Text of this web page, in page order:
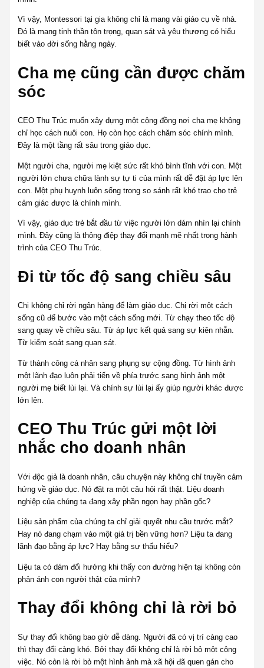
Vì vậy, Montessori tại gia không chỉ là mang vài giáo cụ về nhà.
Đó là mang tinh thần tôn trọng, quan sát và yêu thương có hiểu
biết vào đời sống hằng ngày.
Cha mẹ cũng cần được chăm
sóc
CEO Thu Trúc muốn xây dựng một cộng đồng nơi cha mẹ không
chỉ học cách nuôi con. Họ còn học cách chăm sóc chính mình.
Đây là một tầng rất sâu trong giáo dục.
Một người cha, người mẹ kiệt sức rất khó bình tĩnh với con. Một
người lớn chưa chữa lành sự tự ti của mình rất dễ đặt áp lực lên
con. Một phụ huynh luôn sống trong so sánh rất khó trao cho trẻ
cảm giác được là chính mình.
Vì vậy, giáo dục trẻ bắt đầu từ việc người lớn dám nhìn lại chính
mình. Đây cũng là thông điệp thay đổi mạnh mẽ nhất trong hành
trình của CEO Thu Trúc.
Đi từ tốc độ sang chiều sâu
Chị không chỉ rời ngân hàng để làm giáo dục. Chị rời một cách
sống cũ để bước vào một cách sống mới. Từ chạy theo tốc độ
sang quay về chiều sâu. Từ áp lực kết quả sang sự kiên nhẫn.
Từ kiểm soát sang quan sát.
Từ thành công cá nhân sang phụng sự cộng đồng. Từ hình ảnh
một lãnh đạo luôn phải tiến về phía trước sang hình ảnh một
người mẹ biết lùi lại. Và chính sự lùi lại ấy giúp người khác được
lớn lên.
CEO Thu Trúc gửi một lời
nhắc cho doanh nhân
Với độc giả là doanh nhân, câu chuyện này không chỉ truyền cảm
hứng về giáo dục. Nó đặt ra một câu hỏi rất thật. Liệu doanh
nghiệp của chúng ta đang xây phần ngọn hay phần gốc?
Liệu sản phẩm của chúng ta chỉ giải quyết nhu cầu trước mắt?
Hay nó đang chạm vào một giá trị bền vững hơn? Liệu ta đang
lãnh đạo bằng áp lực? Hay bằng sự thấu hiểu?
Liệu ta có dám đổi hướng khi thấy con đường hiện tại không còn
phản ánh con người thật của mình?
Thay đổi không chỉ là rời bỏ
Sự thay đổi không bao giờ dễ dàng. Người đã có vị trí càng cao
thì thay đổi càng khó. Bởi thay đổi không chỉ là rời bỏ một công
việc. Nó còn là rời bỏ một hình ảnh mà xã hội đã quen gán cho